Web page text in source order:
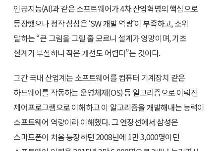
인공지능(AI)과 같은 소프트웨어가 4차 산업혁명의 핵심으로
등장했으나 정작 삼성은 ‘SW 개발 역량’이 부족하고, 소위
말하는 “큰 그림을 그릴 줄 모르니 설계가 엉망이며, 기초
설계가 부실하니 작은 개선도 어렵다”는 것이다.
그간 국내 산업계는 소프트웨어를 컴퓨터 기계장치 같은
하드웨어를 작동하는 운영체제(OS) 등 알고리즘으로 이뤄진
제어프로그램으로 이해하고 이 알고리즘을 개발해내는 능력이
소프트웨어 역량이라 이해했다. 그 연장선에서 삼성은
스마트폰이 처음 등장하던 2008년에 1만 3,000명이던